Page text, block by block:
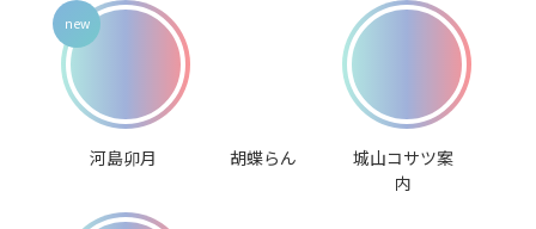
河島卯月 胡蝶らん
城山コサツ案
内